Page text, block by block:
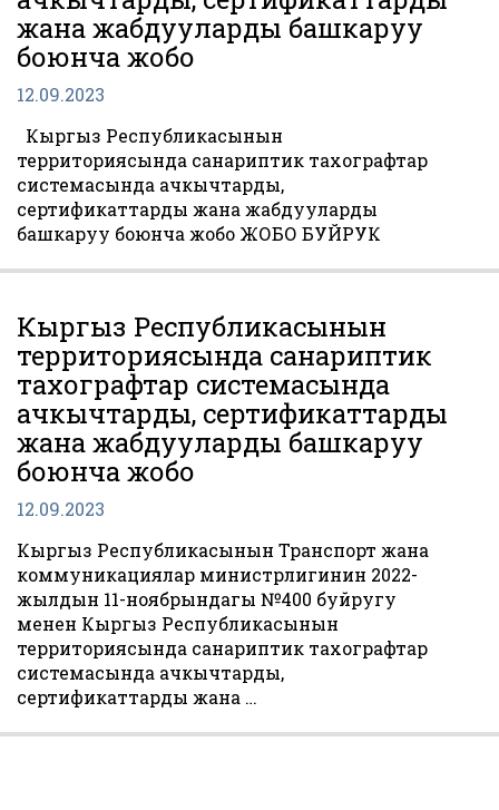
жана жабдууларды башкаруу
боюнча жобо
12.09.2023
Кыргыз Республикасынын
территориясында санариптик тахографтар
системасында ачкычтарды,
сертификаттарды жана жабдууларды
башкаруу боюнча жобо ЖОБО БУЙРУК
Кыргыз Республикасынын
территориясында санариптик
тахографтар системасында
ачкычтарды, сертификаттарды
жана жабдууларды башкаруу
боюнча жобо
12.09.2023
Кыргыз Республикасынын Транспорт жана
коммуникациялар министрлигинин 2022-
жылдын 11-ноябрындагы №400 буйругу
менен Кыргыз Республикасынын
территориясында санариптик тахографтар
системасында ачкычтарды,
сертификаттарды жана …